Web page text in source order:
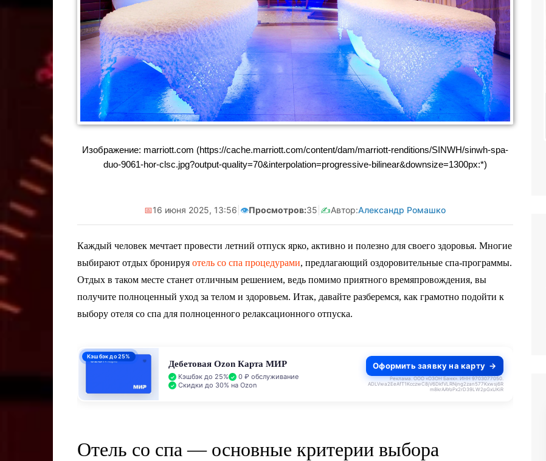
Изображение: marriott.com (https://cache.marriott.com/content/dam/marriott-renditions/SINWH/sinwh-spa-
duo-9061-hor-clsc.jpg?output-quality=70&interpolation=progressive-bilinear&downsize=1300px:*)
📅16 июня 2025, 13:56 👁️Просмотров:35 ✍️Автор:Александр Ромашко
Каждый человек мечтает провести летний отпуск ярко, активно и полезно для своего здоровья. Многие
выбирают отдых бронируя отель со спа процедурами, предлагающий оздоровительные спа-программы.
Отдых в таком месте станет отличным решением, ведь помимо приятного времяпровождения, вы
получите полноценный уход за телом и здоровьем. Итак, давайте разберемся, как грамотно подойти к
выбору отеля со спа для полноценного релаксационного отпуска.
ПСК 55–62,4% годовых
Кредитная Ozon Карта
Лимит до 1 000 000 ₽
0% до 140 дней
0 ₽ обслуживание
Оформить заявку на карту
Реклама. ООО «ОЗОН Банк». ИНН 9703077050.
ADLVwa2EeAfT1KcczwC8jV6DkfVLRNjng2zan577Kxwsj6R
m8krAAYoPx2rD39LW2pGxUKiR
Отель со спа — основные критерии выбора
Реклама. Самозанятая Салмашова
А.А. ИНН:610207641003
erid:2Vtzqv8Q5qk
Реклама. Самозанятая Салмашова
А.А. ИНН:610207641003
erid:2Vtzqv8Q5qk
Реклама. Самозанятая Салмашова
А.А. ИНН:610207641003
erid:2Vtzqv8Q5qk